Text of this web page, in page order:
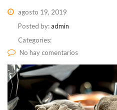
agosto 19, 2019
Posted by:admin
Categories:
No hay comentarios